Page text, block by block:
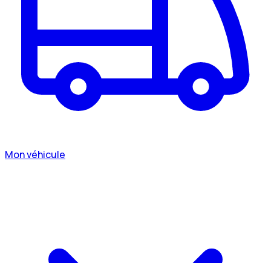
Mon véhicule